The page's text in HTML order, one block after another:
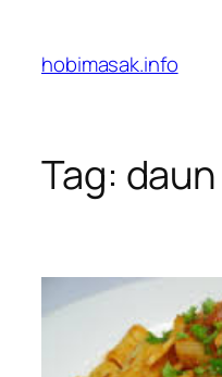
content
hobimasak.info
Tag: